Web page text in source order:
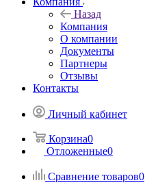
Назад
Компания
О компании
Документы
Партнеры
Отзывы
Контакты
Личный кабинет
Корзина0
Отложенные0
Сравнение товаров0